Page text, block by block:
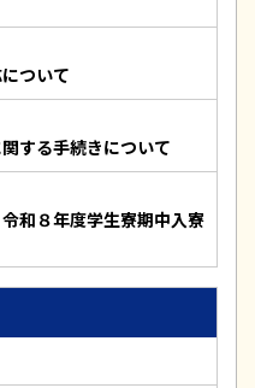
ついて
する手続きについて
和８年度学生寮期中入寮